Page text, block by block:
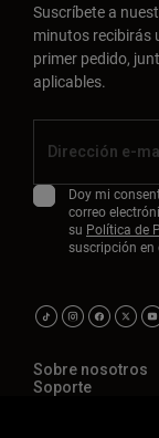
Suscríbete a
minutos recibirás
primer pedido,
aplicables.
Doy mi
correo
su Política de
suscripción
Sobre nosotros
Soporte